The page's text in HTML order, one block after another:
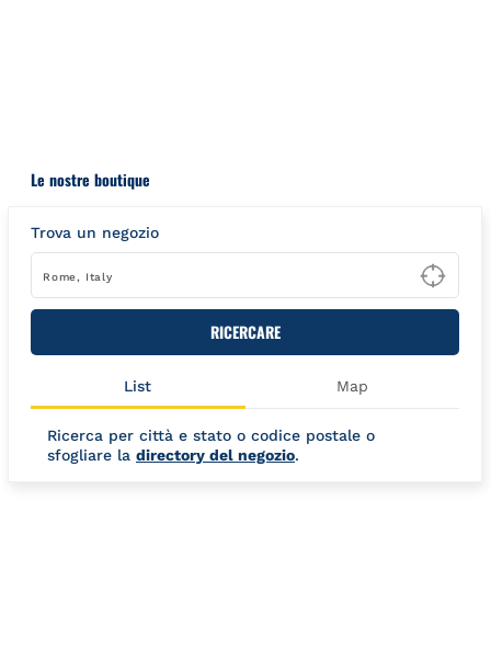
Le nostre boutique
Trova un negozio
RICERCARE
List Map
Ricerca per città e stato o codice postale o
sfogliare la directory del negozio.